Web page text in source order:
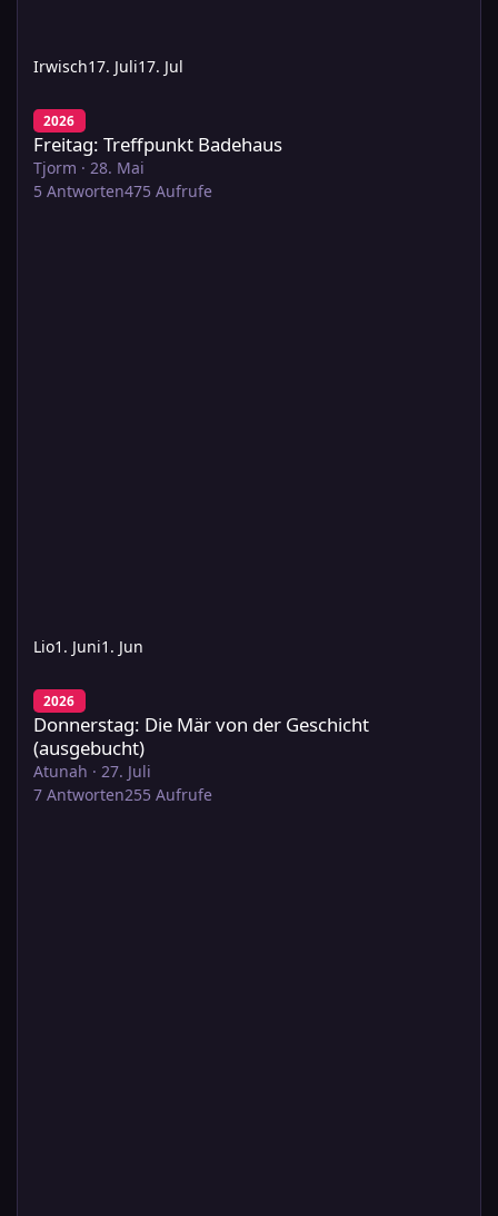
Irwisch17. Juli17. Jul
Freitag: Treffpunkt Badehaus
2026
Freitag: Treffpunkt Badehaus
Tjorm · 28. Mai
5 Antworten475 Aufrufe
Lio1. Juni1. Jun
Donnerstag: Die Mär von der Geschicht (ausgebucht)
2026
Donnerstag: Die Mär von der Geschicht
(ausgebucht)
Atunah · 27. Juli
7 Antworten255 Aufrufe